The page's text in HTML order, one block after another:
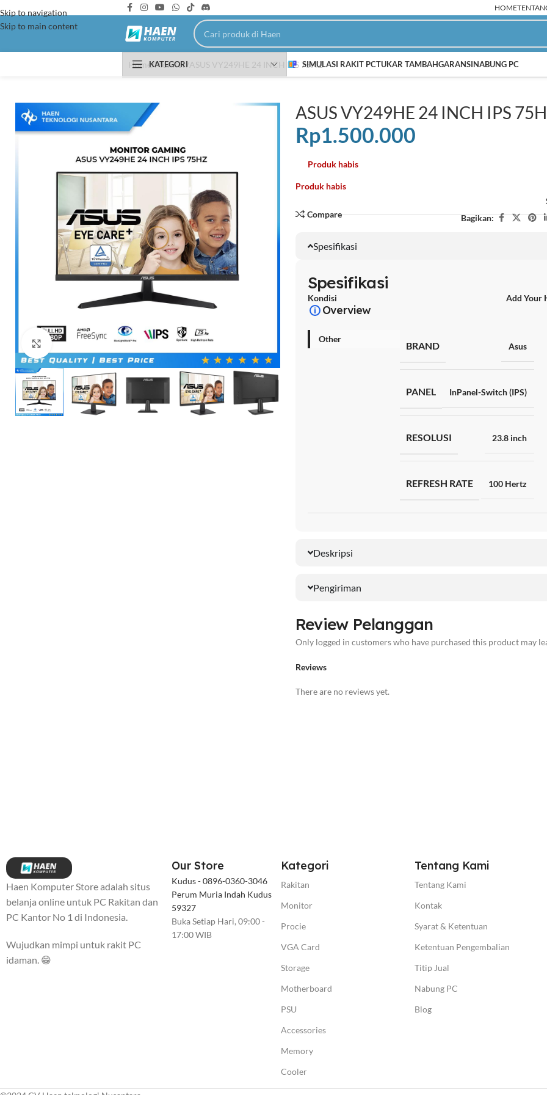
Skip to navigation
Skip to main content
HOME
KATEGORI
Intel Gen 13
Intel Gen 10
Intel Gen 4
PC Rakitan AMD
Ryzen 9000
NEW
SIMULASI RAKIT PCTUKAR TAMBAHGARANSINABUNG PC
Home Monitor ASUS VY249HE 24 INCH IPS 75HZ
Click to enlarge
ASUS VY249HE 24 INCH IPS
Rp1.500.000
Produk habis
Produk habis
Compare
Bagikan:
Spesifikasi
Spesifikasi
Kondisi Add Your
Overview
Other
BRAND Asus
PANEL InPanel-Switch (IPS)
RESOLUSI 23.8 inch
REFRESH RATE 100 Hertz
Deskripsi
Pengiriman
Review Pelanggan
Reviews
There are no reviews yet.
Only logged in customers who have purchased this product may
Haen Komputer Store adalah situs
belanja online untuk PC Rakitan dan
PC Kantor No 1 di Indonesia.
Wujudkan mimpi untuk rakit PC
idaman. 😁
Our Store
Kudus - 0896-0360-3046
Perum Muria Indah Kudus
59327
Buka Setiap Hari, 09:00 -
17:00 WIB
Kategori
Rakitan
Monitor
Procie
VGA Card
Storage
Motherboard
PSU
Accessories
Memory
Cooler
Tentang Kami
Tentang Kami
Kontak
Syarat & Ketentuan
Ketentuan Pengembalian
Titip Jual
Nabung PC
Blog